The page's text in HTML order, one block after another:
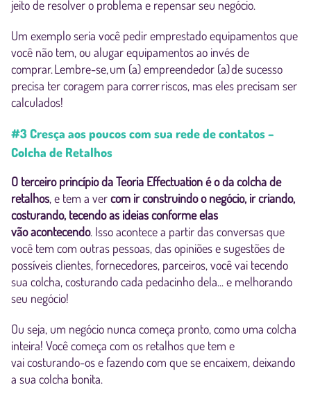
jeito de resolver o problema e repensar seu negócio.
Um exemplo seria você pedir emprestado equipamentos que
você não tem, ou alugar equipamentos ao invés de
comprar. Lembre-se, um (a) empreendedor (a) de sucesso
precisa ter coragem para correr riscos, mas eles precisam ser
calculados!
#3 Cresça aos poucos com sua rede de contatos –
Colcha de Retalhos
O terceiro princípio da Teoria Effectuation é o da colcha de
retalhos, e tem a vercom ir construindo o negócio, ir criando,
costurando, tecendo as ideias conforme elas
vão acontecendo. Isso acontece a partir das conversas que
você tem com outras pessoas, das opiniões e sugestões de
possíveis clientes, fornecedores, parceiros, você vai tecendo
sua colcha, costurando cada pedacinho dela... e melhorando
seu negócio!
Ou seja, um negócio nunca começa pronto, como uma colcha
inteira! Você começa com os retalhos que tem e
vai costurando-os e fazendo com que se encaixem, deixando
a sua colcha bonita.